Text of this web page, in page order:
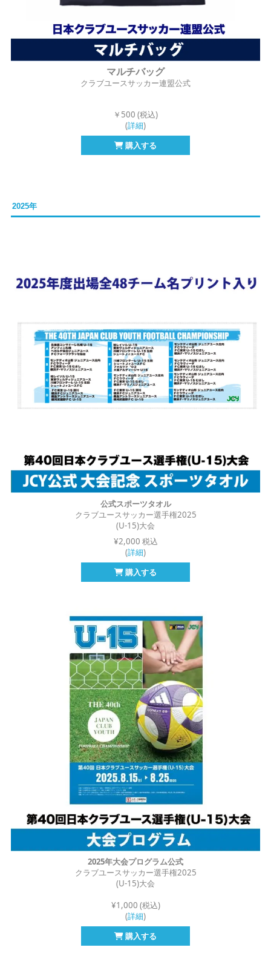
マルチバッグ
クラブユースサッカー連盟公式
￥500 (税込)
(詳細)
購入する
2025年
公式スポーツタオル
クラブユースサッカー選手権2025
(U-15)大会
¥2,000 税込
(詳細)
購入する
2025年大会プログラム公式
クラブユースサッカー選手権2025
(U-15)大会
¥1,000 (税込)
(詳細)
購入する